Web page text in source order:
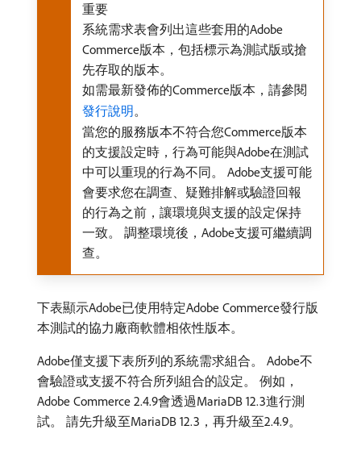
重要
系統需求表會列出這些套用的Adobe
Commerce版本，包括標示為測試版或搶
先存取的版本。
如需最新發佈的Commerce版本，請參閱
發行說明。
當您的服務版本不符合您Commerce版本
的支援設定時，行為可能與Adobe在測試
中可以重現的行為不同。 Adobe支援可能
會要求您在調查、疑難排解或驗證回報
的行為之前，讓環境與支援的設定保持
一致。 調整環境後，Adobe支援可繼續調
查。
下表顯示Adobe已使用特定Adobe Commerce發行版
本測試的協力廠商軟體相依性版本。
Adobe僅支援下表所列的系統需求組合。 Adobe不
會驗證或支援不符合所列組合的設定。 例如，
Adobe Commerce 2.4.9會透過MariaDB 12.3進行測
試。 請先升級至MariaDB 12.3，再升級至2.4.9。